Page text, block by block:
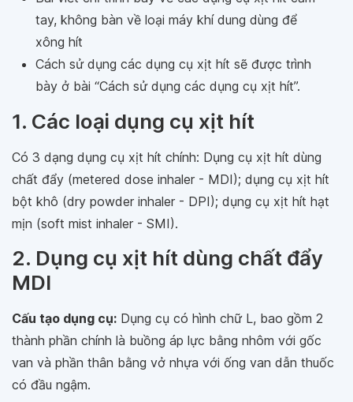
tay, không bàn về loại máy khí dung dùng để
xông hít
Cách sử dụng các dụng cụ xịt hít sẽ được trình
bày ở bài “Cách sử dụng các dụng cụ xịt hít”.
1. Các loại dụng cụ xịt hít
Có 3 dạng dụng cụ xịt hít chính: Dụng cụ xịt hít dùng
chất đẩy (metered dose inhaler - MDI); dụng cụ xịt hít
bột khô (dry powder inhaler - DPI); dụng cụ xịt hít hạt
mịn (soft mist inhaler - SMI).
2. Dụng cụ xịt hít dùng chất đẩy
MDI
Cấu tạo dụng cụ: Dụng cụ có hình chữ L, bao gồm 2
thành phần chính là buồng áp lực bằng nhôm với gốc
van và phần thân bằng vở nhựa với ống van dẫn thuốc
có đầu ngậm.